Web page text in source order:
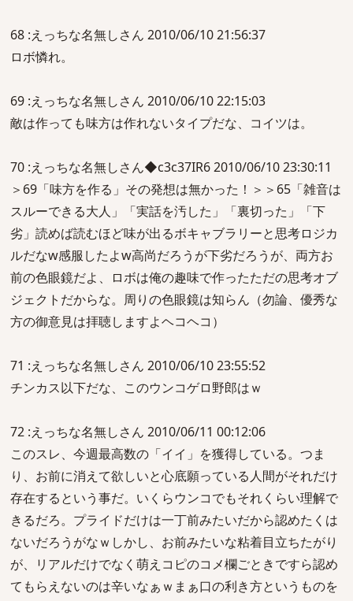
68 :えっちな名無しさん 2010/06/10 21:56:37
ロボ憐れ。
69 :えっちな名無しさん 2010/06/10 22:15:03
敵は作っても味方は作れないタイプだな、コイツは。
70 :えっちな名無しさん◆c3c37IR6 2010/06/10 23:30:11
＞69「味方を作る」その発想は無かった！＞＞65「雑音は
スルーできる大人」「実話を汚した」「裏切った」「下
劣」読めば読むほど味が出るボキャブラリーと思考ロジカ
ルだなw感服したよw高尚だろうが下劣だろうが、両方お
前の色眼鏡だよ、ロボは俺の趣味で作ったただの思考オブ
ジェクトだからな。周りの色眼鏡は知らん（勿論、優秀な
方の御意見は拝聴しますよヘコヘコ）
71 :えっちな名無しさん 2010/06/10 23:55:52
チンカス以下だな、このウンコゲロ野郎はｗ
72 :えっちな名無しさん 2010/06/11 00:12:06
このスレ、今週最高数の「イイ」を獲得している。つま
り、お前に消えて欲しいと心底願っている人間がそれだけ
存在するという事だ。いくらウンコでもそれくらい理解で
きるだろ。プライドだけは一丁前みたいだから認めたくは
ないだろうがなｗしかし、お前みたいな粘着目立ちたがり
が、リアルだけでなく萌えコピのコメ欄ごときですら認め
てもらえないのは辛いなぁｗまぁ口の利き方というものを